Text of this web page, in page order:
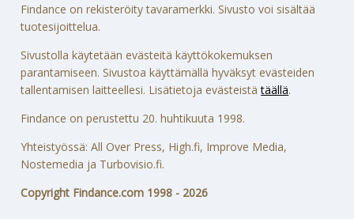
Findance on rekisteröity tavaramerkki. Sivusto voi sisältää
tuotesijoittelua.
Sivustolla käytetään evästeitä käyttökokemuksen
parantamiseen. Sivustoa käyttämällä hyväksyt evästeiden
tallentamisen laitteellesi. Lisätietoja evästeistätäällä.
Findance on perustettu 20. huhtikuuta 1998.
Yhteistyössä: All Over Press, High.fi, Improve Media,
Nostemedia ja Turbovisio.fi.
Copyright Findance.com 1998 - 2026